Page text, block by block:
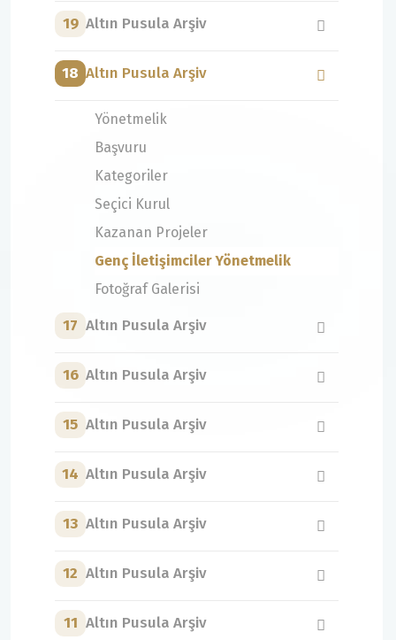
19 Altın Pusula Arşiv
18 Altın Pusula Arşiv
Yönetmelik
Başvuru
Kategoriler
Seçici Kurul
Kazanan Projeler
Genç İletişimciler Yönetmelik
Fotoğraf Galerisi
17 Altın Pusula Arşiv
16 Altın Pusula Arşiv
15 Altın Pusula Arşiv
14 Altın Pusula Arşiv
13 Altın Pusula Arşiv
12 Altın Pusula Arşiv
11 Altın Pusula Arşiv